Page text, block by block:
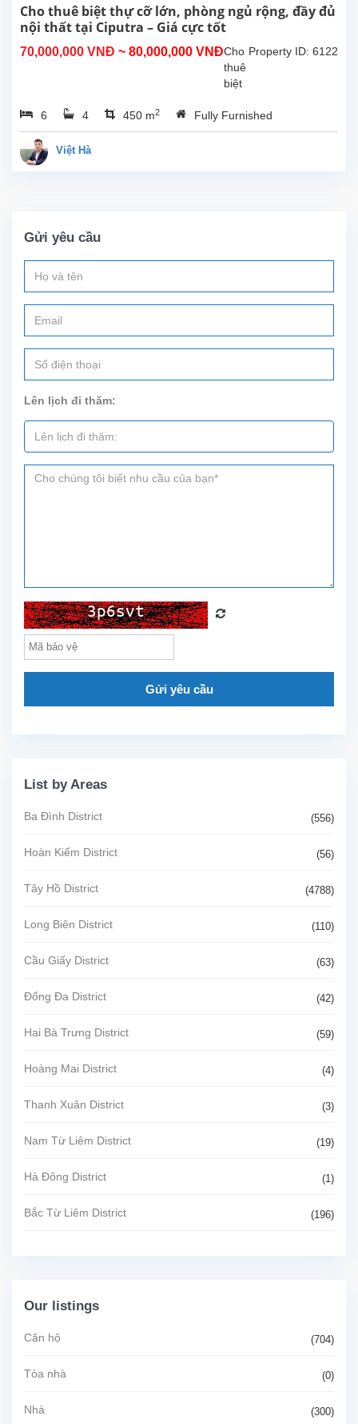
phù
hợp
gia
đình
sinh...
Cho thuê biệt thự cỡ lớn, phòng ngủ rộng, đầy đủ
nội thất tại Ciputra – Giá cực tốt
70,000,000 VNĐ ~ 80,000,000 VNĐ Property ID: 6122
Cho
thuê
biệt
diện
tích
bật
phòng
ngủ
rãi,
thoải
và
được
6 4 450 m2 Fully Furnished
Việt Hà
Gửi yêu cầu
Lên lịch đi thăm:
Gửi yêu cầu
List by Areas
Ba Đình District (556)
Hoàn Kiếm District (56)
Tây Hồ District (4788)
Long Biên District (110)
Cầu Giấy District (63)
Đống Đa District (42)
Hai Bà Trưng District (59)
Hoàng Mai District (4)
Thanh Xuân District (3)
Nam Từ Liêm District (19)
Hà Đông District (1)
Bắc Từ Liêm District (196)
Our listings
Căn hộ (704)
Tòa nhà (0)
Nhà (300)